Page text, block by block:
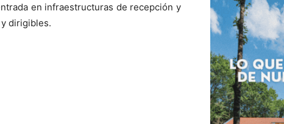
en infraestructuras de recepción y
dirigibles.